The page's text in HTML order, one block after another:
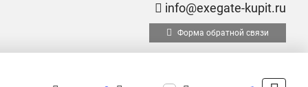
info@exegate-kupit.ru
Форма обратной связи